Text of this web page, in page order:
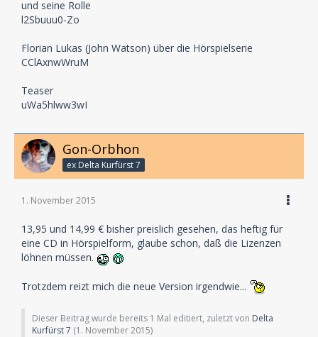
und seine Rolle
l2Sbuuu0-Zo
Florian Lukas (John Watson) über die Hörspielserie
CClAxnwWruM
Teaser
uWa5hlww3wI
Gon-Orbhon
ex Delta Kurfürst 7
1. November 2015
13,95 und 14,99 € bisher preislich gesehen, das heftig für
eine CD in Hörspielform, glaube schon, daß die Lizenzen
löhnen müssen.
Trotzdem reizt mich die neue Version irgendwie...
Dieser Beitrag wurde bereits 1 Mal editiert, zuletzt von Delta
Kurfürst 7 (1. November 2015)